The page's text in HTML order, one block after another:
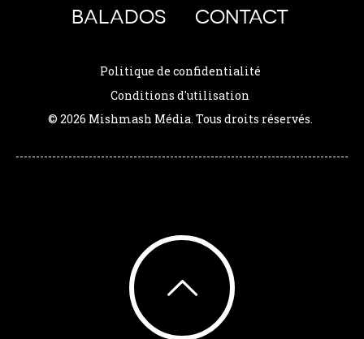
BALADOS CONTACT
Politique de confidentialité
Conditions d'utilisation
© 2026 Mishmash Média. Tous droits réservés.